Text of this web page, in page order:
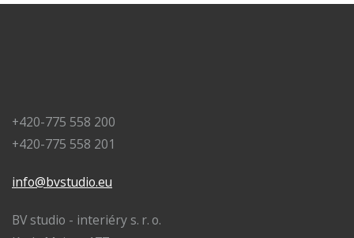
+420-775 558 200
+420-775 558 201
info@bvstudio.eu
BV studio - interiéry s. r. o.